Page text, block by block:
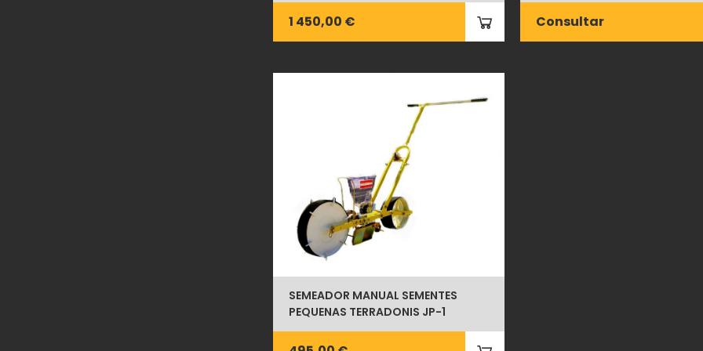
1 450,00 € Consultar
SEMEADOR MANUAL SEMENTES
PEQUENAS TERRADONIS JP-1